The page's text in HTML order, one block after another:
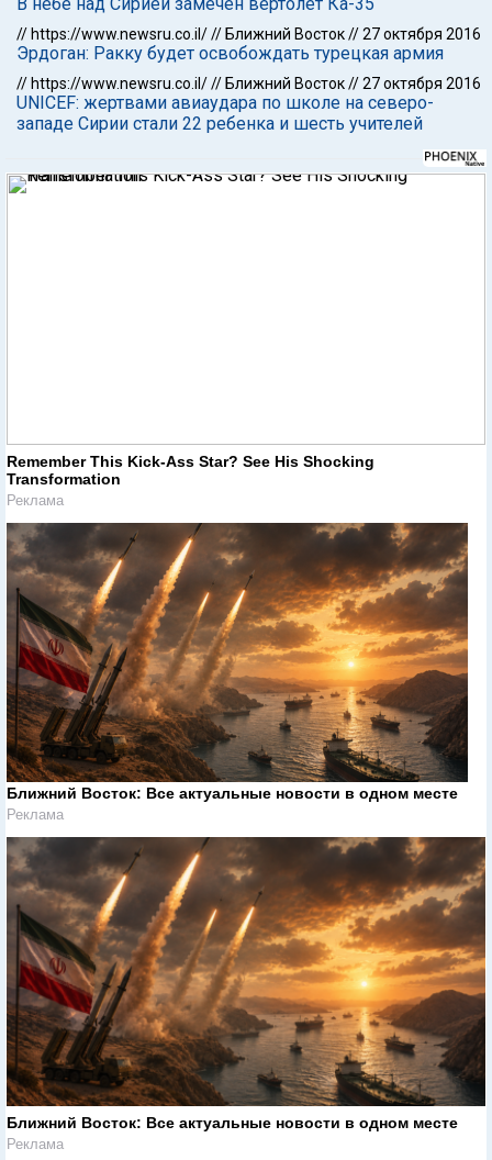
// https://www.newsru.co.il/// Ближний Восток//27 октября 2016
Эрдоган: Ракку будет освобождать турецкая армия
// https://www.newsru.co.il/// Ближний Восток//27 октября 2016
UNICEF: жертвами авиаудара по школе на северо-
западе Сирии стали 22 ребенка и шесть учителей
Remember This Kick-Ass Star? See His Shocking
Transformation
Реклама
Ближний Восток: Все актуальные новости в одном месте
Реклама
Ближний Восток: Все актуальные новости в одном месте
Реклама